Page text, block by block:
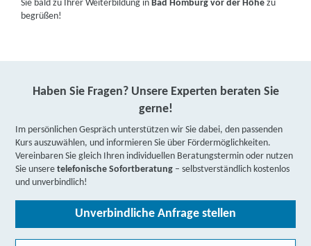
Sie bald zu Ihrer Weiterbildung inBad Homburg vor der Höhe zu
begrüßen!
Haben Sie Fragen? Unsere Experten beraten Sie
gerne!
Im persönlichen Gespräch unterstützen wir Sie dabei, den passenden
Kurs auszuwählen, und informieren Sie über Fördermöglichkeiten.
Vereinbaren Sie gleich Ihren individuellen Beratungstermin oder nutzen
Sie unseretelefonische Sofortberatung – selbstverständlich kostenlos
und unverbindlich!
Unverbindliche Anfrage stellen